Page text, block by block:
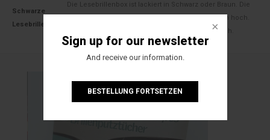
Sign up for our newsletter
And receive our information.
BESTELLUNG FORTSETZEN
Schwarze
Lesebrillenbox
Die Lesebrillenbox ist lackiert in Schwarz oder Braun. Die
Maße sind: ca. 16,5 cm breit, 24 cm lang und 5 cm hoch.
Maße der Lesebrillen: 14 cm breit und 3,6 cm hoch.